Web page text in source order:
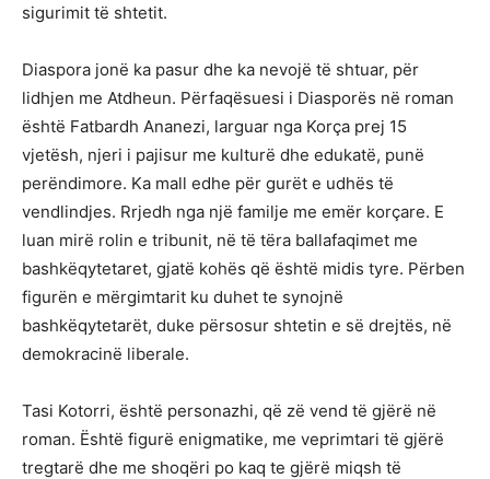
sigurimit të shtetit.
Diaspora jonë ka pasur dhe ka nevojë të shtuar, për
lidhjen me Atdheun. Përfaqësuesi i Diasporës në roman
është Fatbardh Ananezi, larguar nga Korça prej 15
vjetësh, njeri i pajisur me kulturë dhe edukatë, punë
perëndimore. Ka mall edhe për gurët e udhës të
vendlindjes. Rrjedh nga një familje me emër korçare. E
luan mirë rolin e tribunit, në të tëra ballafaqimet me
bashkëqytetaret, gjatë kohës që është midis tyre. Përben
figurën e mërgimtarit ku duhet te synojnë
bashkëqytetarët, duke përsosur shtetin e së drejtës, në
demokracinë liberale.
Tasi Kotorri, është personazhi, që zë vend të gjërë në
roman. Është figurë enigmatike, me veprimtari të gjërë
tregtarë dhe me shoqëri po kaq te gjërë miqsh të